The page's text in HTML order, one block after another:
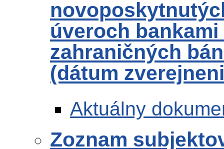
úveroch
zahraničných
(dátum
Aktuálny
Zoznam